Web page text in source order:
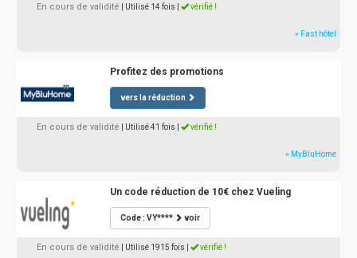
En cours de validité | Utilisé 14 fois vérifié !
» Fast hôtel
Profitez des promotions
vers la réduction
En cours de validité | Utilisé 41 fois vérifié !
» MyBluHome
Un code réduction de 10€ chez Vueling
Code : VY**** voir
En cours de validité | Utilisé 1915 fois vérifié !